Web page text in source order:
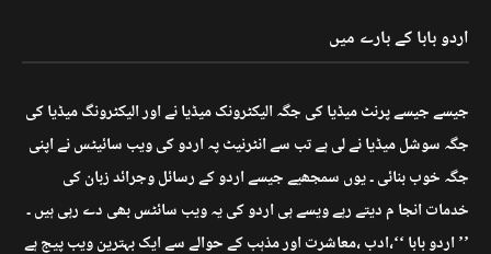
اردو بابا کے بارے میں
جیسے جیسے پرنٹ میڈیا کی جگہ الیکٹرونک میڈیا نے اور الیکٹرونگ میڈیا کی
جگہ سوشل میڈیا نے لی ہے تب سے انٹرنیٹ پہ اردو کی ویب سائیٹس نے اپنی
جگہ خوب بنائی ۔ یوں سمجھیے جیسے اردو کے رسائل وجرائد زبان کی
خدمات انجا م دیتے رہے ویسے ہی اردو کی یہ ویب سائٹس بھی دے رہی ہیں ۔
’’ اردو بابا ‘‘،ادب ،معاشرت اور مذہب کے حوالے سے ایک بہترین ویب پیج ہے